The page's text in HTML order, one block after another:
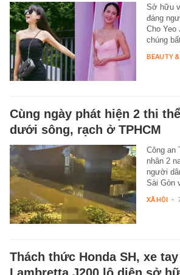
Sở hữu
đáng
Cho Yeo
chúng
BEAUTY
Cùng ngày phát hiện 2 thi
dưới sông, rạch ở TPHCM
Công an
nhân 2
người
Sài Gòn
XÃ HỘI -
Thách thức Honda SH, xe